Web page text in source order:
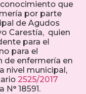
que
por parte
de Agudos
Carestía, quien
para el
para el
de enfermería en
nivel municipal,
2525/2017
18591.